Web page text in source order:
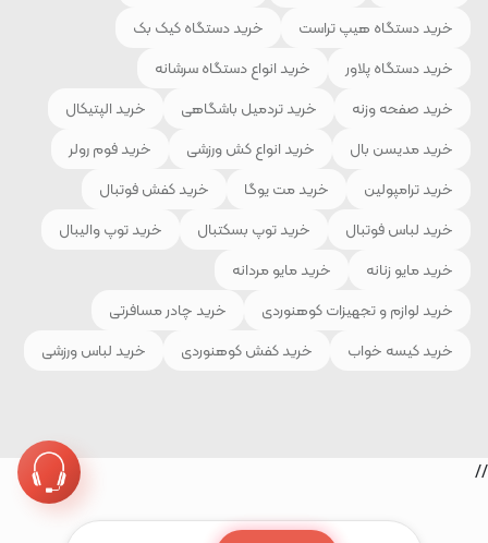
خرید دستگاه هیپ تراست
خرید دستگاه کیک بک
خرید دستگاه پلاور
خرید انواع دستگاه سرشانه
خرید صفحه وزنه
خرید تردمیل باشگاهی
خرید الپتیکال
خرید مدیسن بال
خرید انواع کش ورزشی
خرید فوم رولر
خرید ترامپولین
خرید مت یوگا
خرید کفش فوتبال
خرید لباس فوتبال
خرید توپ بسکتبال
خرید توپ والیبال
خرید مایو زنانه
خرید مایو مردانه
خرید لوازم و تجهیزات کوهنوردی
خرید چادر مسافرتی
خرید کیسه خواب
خرید کفش کوهنوردی خرید لباس ورزشی
//